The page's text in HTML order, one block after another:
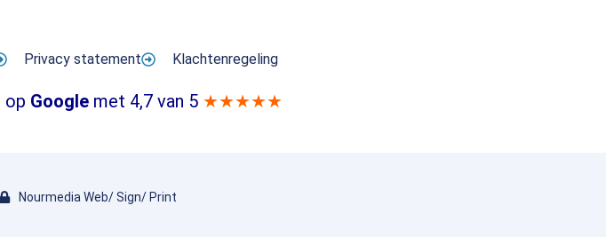
Privacy statement Klachtenregeling
op Googlemet 4,7 van 5 ★★★★★
Nourmedia Web/ Sign/ Print